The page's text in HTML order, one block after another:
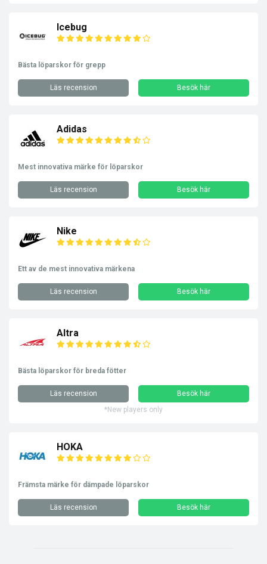
Icebug
Bästa löparskor för grepp
Läs recension Besök här
Adidas
Mest innovativa märke för löparskor
Läs recension Besök här
Nike
Ett av de mest innovativa märkena
Läs recension Besök här
Altra
Bästa löparskor för breda fötter
Läs recension
Besök här
*New players only
HOKA
Främsta märke för dämpade löparskor
Läs recension Besök här